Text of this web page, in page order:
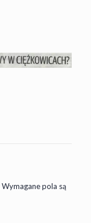
Wymagane pola są